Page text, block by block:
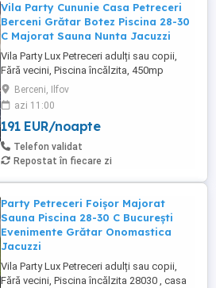
Vila Party Cununie Casa Petreceri
Berceni Grătar Botez Piscina 28-30
C Majorat Sauna Nunta Jacuzzi
Vila Party Lux Petreceri adulți sau copii,
Fără vecini, Piscina încălzita, 450mp
S+P+2E lângă București ( Berceni- Ilfov) ,
asfalt, Uber Bolt ,pentru cazare regim
hotelier, petreceri copii, pool party 30 ,
onomastici , nunti , botezuri, team building
, filmări , ședințe foto, clipuri video, pool
party, ...
Berceni, Ilfov
azi 11:00
191 EUR/noapte
Telefon validat
Repostat în fiecare zi
Party Petreceri Foișor Majorat
Sauna Piscina 28-30 C București
Evenimente Grătar Onomastica
Jacuzzi
Vila Party Lux Petreceri adulți sau copii,
Fără vecini, Piscina încălzita 28030 , casa